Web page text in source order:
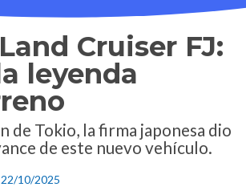
Cruiser FJ:
leyenda
de Tokio, la firma japonesa dio
de este nuevo vehículo.
10/2025